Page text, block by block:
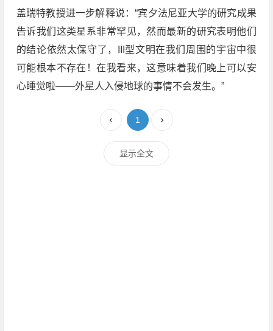
盖瑞特教授进一步解释说：“宾夕法尼亚大学的研究成果
告诉我们这类星系非常罕见，然而最新的研究表明他们
的结论依然太保守了，III型文明在我们周围的宇宙中很
可能根本不存在！在我看来，这意味着我们晚上可以安
心睡觉啦——外星人入侵地球的事情不会发生。”
1
显示全文